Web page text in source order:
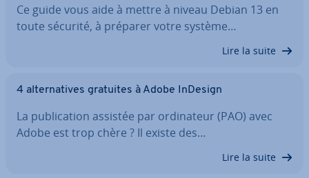
Ce guide vous aide à mettre à niveau Debian 13 en
toute sécurité, à préparer votre système…
Lire la suite
4 al­ter­na­tives gratuites à Adobe InDesign
La pu­bli­ca­tion assistée par or­di­na­teur (PAO) avec
Adobe est trop chère ? Il existe des…
Lire la suite